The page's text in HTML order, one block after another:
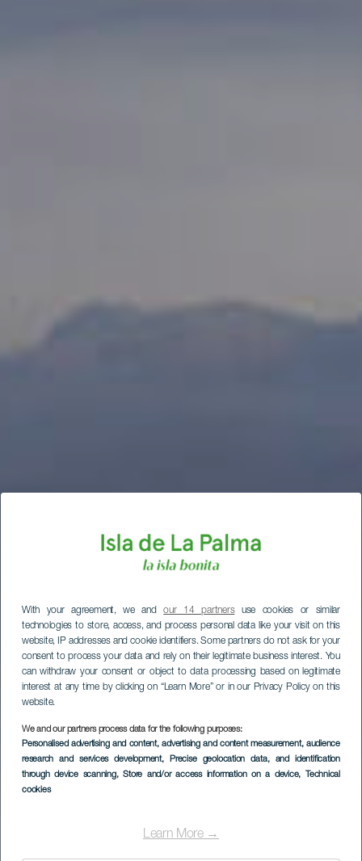
With your agreement, we andour 14 partnersuse cookies or similar
technologies to store, access, and process personal data like your visit on this
website, IP addresses and cookie identifiers. Some partners do not ask for your
consent to process your data and rely on their legitimate business interest. You
can withdraw your consent or object to data processing based on legitimate
interest at any time by clicking on “Learn More” or in our Privacy Policy on this
website.
We and our partners process data for the following purposes:
Personalised advertising and content, advertising and content measurement, audience
research and services development, Precise geolocation data, and identification
through device scanning, Store and/or access information on a device, Technical
cookies
Learn More →